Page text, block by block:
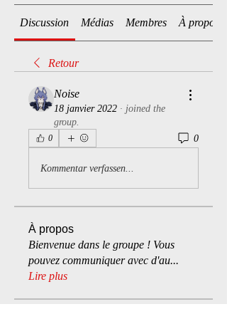
Discussion Médias Membres À propos
Retour
Noise
18 janvier 2022 · joined the
group.
0 0
Kommentar verfassen...
À propos
Bienvenue dans le groupe ! Vous
pouvez communiquer avec d'au...
Lire plus